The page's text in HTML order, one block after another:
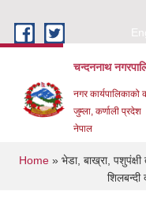
चन्दननाथ
नगर कार्यपालिकाको
जुम्ला, कर्णाली प्रदेश
नेपाल
You are here
Home » भेडा, बाख्रा,
शिलबन्दी